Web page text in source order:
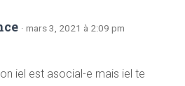
· mars 3, 2021 à 2:09 pm
iel est asocial-e mais iel te